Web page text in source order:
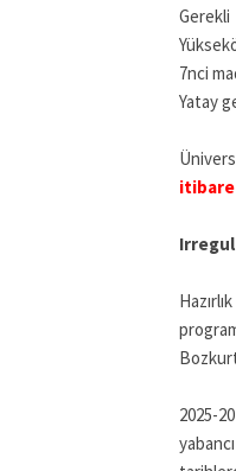
Gerekli
7nci
Yatay
2025-